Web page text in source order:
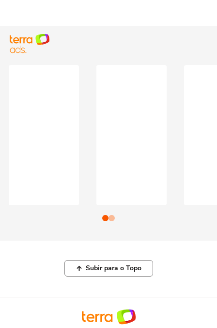
Subir para o Topo